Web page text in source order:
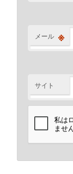
メール ※
サイト